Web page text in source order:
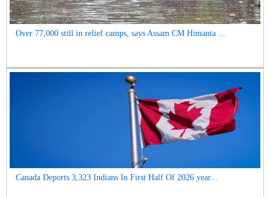
Over 77,000 still in relief camps, says Assam CM Himanta ...
Canada Deports 3,323 Indians In First Half Of 2026 year...